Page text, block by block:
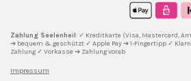
o
k
e
s
Zahlung Seelenheil: ✓ Kreditkarte (Visa, Mastercard,
➔ bequem & geschützt ✓ Apple Pay ➔ 1-Fingertipp ✓
Zahlung ✓ Vorkasse ➔ Zahlung vorab
Impressum